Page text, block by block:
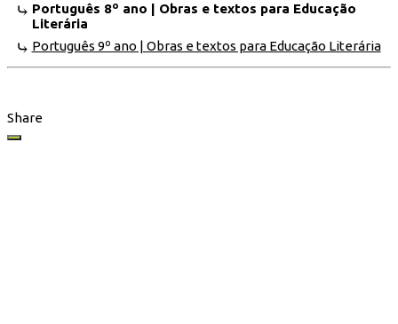
Português 8º ano | Obras e textos para Educação
Literária
Português 9º ano | Obras e textos para Educação Literária
Share